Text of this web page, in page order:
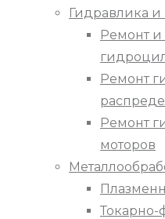
Гидравлика
Ремонт и
Ремонт
Ремонт
моторов
Токарно-